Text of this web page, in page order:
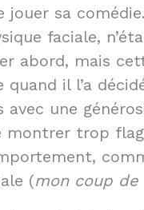
sa
faciale,
abord, mais
il l’a
avec une
montrer trop
(mon coup de